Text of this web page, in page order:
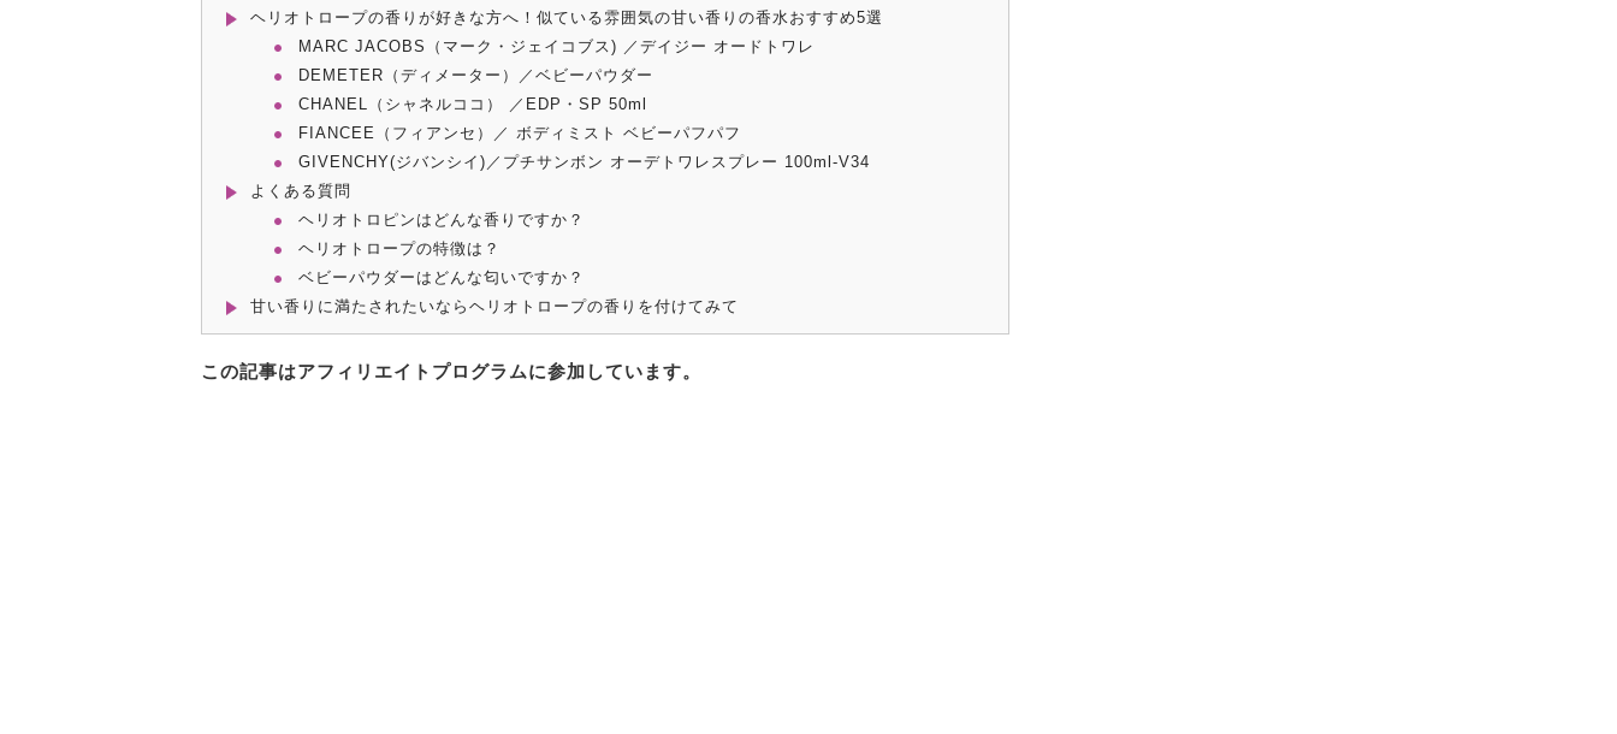
ヘリオトロープの香りが好きな方へ！似ている雰囲気の甘い香りの香水おすすめ5選
MARC JACOBS（マーク・ジェイコブス) ／デイジー オードトワレ
DEMETER（ディメーター）／ベビーパウダー
CHANEL（シャネルココ） ／EDP・SP 50ml
FIANCEE（フィアンセ）／ ボディミスト ベビーパフパフ
GIVENCHY(ジバンシイ)／プチサンボン オーデトワレスプレー 100ml-V34
よくある質問
ヘリオトロピンはどんな香りですか？
ヘリオトロープの特徴は？
ベビーパウダーはどんな匂いですか？
甘い香りに満たされたいならヘリオトロープの香りを付けてみて
この記事はアフィリエイトプログラムに参加しています。